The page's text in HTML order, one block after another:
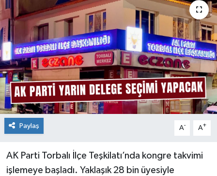
Paylaş A- A+
AK Parti Torbalı İlçe Teşkilatı’nda kongre takvimi
işlemeye başladı. Yaklaşık 28 bin üyesiyle